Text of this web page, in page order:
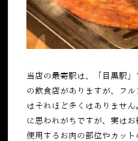
当店の最寄駅は、「目黒駅
の飲食店がありますが、フ
はそれほど多くはありませ
に思われがちですが、実はお
使用するお肉の部位やカッ